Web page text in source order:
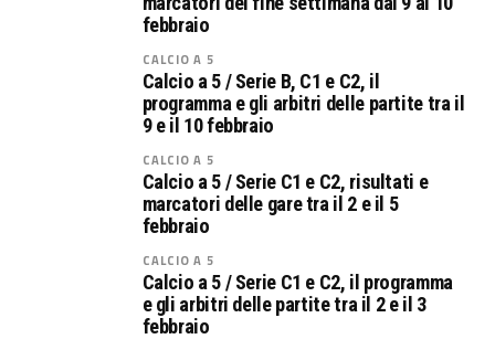
febbraio
CALCIO A 5
Calcio a 5 / Serie B, C1 e C2, il
programma e gli arbitri delle partite tra il
9 e il 10 febbraio
CALCIO A 5
Calcio a 5 / Serie C1 e C2, risultati e
marcatori delle gare tra il 2 e il 5
febbraio
CALCIO A 5
Calcio a 5 / Serie C1 e C2, il programma
e gli arbitri delle partite tra il 2 e il 3
febbraio